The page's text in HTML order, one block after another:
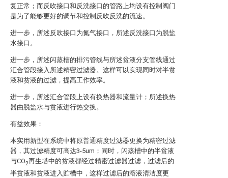
复正常；而反吹接口和反洗接口的管路上均设有控制阀门
是为了能够更好的调节和控制反吹反洗的流速。
进一步，所述反吹接口为氮气接口，所述反洗接口为脱盐
水接口。
进一步，所述闪蒸槽的排污管线与所述贫液分支管线通过
汇合管段接入所述精密过滤器。这样可以实现同时对半贫
液和贫液的过滤，提高工作效率。
进一步，所述汇合管段上设有换热器和流量计；所述换热
器由脱盐水与贫液进行热交换。
有益效果：
本实用新型在系统中将原普通精度过滤器更换为精密过滤
器，其过滤精度可高达3-5um；同时，闪蒸槽中的半贫液
与CO2再生塔中的贫液都经过精密过滤器过滤，过滤后的
半贫液和贫液进入贮槽中，这样过滤后的溶液清洁度更